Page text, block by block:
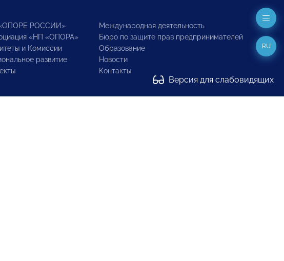
РОССИИ»
«НП «ОПОРА»
и Комиссии
развитие
Международная деятельность
Бюро по защите прав предпринимателей
Образование
Новости
Контакты
Версия для слабовидящих
RU